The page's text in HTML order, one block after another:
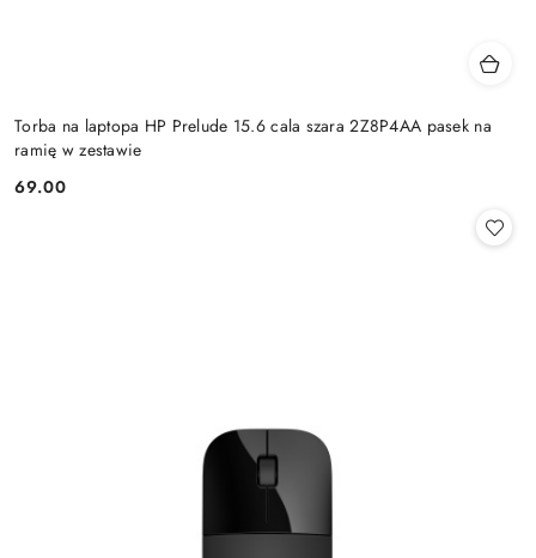
Torba na laptopa HP Prelude 15.6 cala szara 2Z8P4AA pasek na
ramię w zestawie
Cena:
69.00